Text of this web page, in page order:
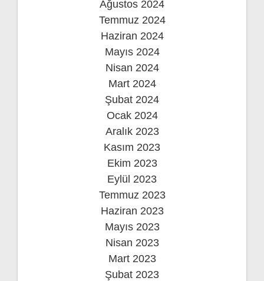
Ağustos 2024
Temmuz 2024
Haziran 2024
Mayıs 2024
Nisan 2024
Mart 2024
Şubat 2024
Ocak 2024
Aralık 2023
Kasım 2023
Ekim 2023
Eylül 2023
Temmuz 2023
Haziran 2023
Mayıs 2023
Nisan 2023
Mart 2023
Şubat 2023